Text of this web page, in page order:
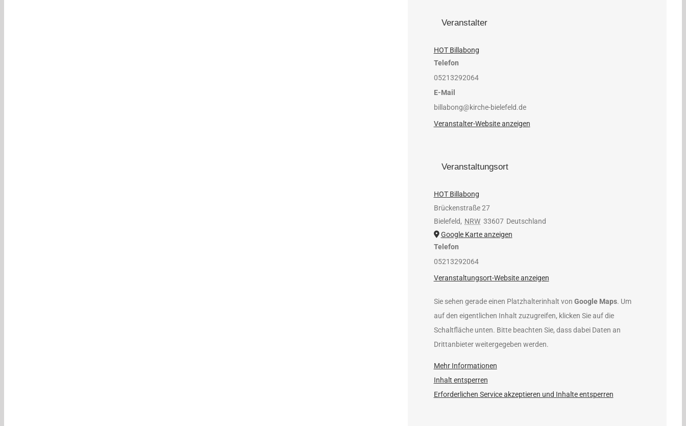
Veranstalter
HOT Billabong
Telefon
05213292064
E-Mail
billabong@kirche-bielefeld.de
Veranstalter-Website anzeigen
Veranstaltungsort
HOT Billabong
Brückenstraße 27
Bielefeld, NRW 33607 Deutschland
Google Karte anzeigen
Telefon
05213292064
Veranstaltungsort-Website anzeigen
Sie sehen gerade einen Platzhalterinhalt von Google Maps. Um
auf den eigentlichen Inhalt zuzugreifen, klicken Sie auf die
Schaltfläche unten. Bitte beachten Sie, dass dabei Daten an
Drittanbieter weitergegeben werden.
Mehr Informationen
Inhalt entsperren
Erforderlichen Service akzeptieren und Inhalte entsperren